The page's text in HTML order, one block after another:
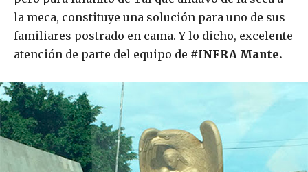
la meca, constituye una solución para uno de sus
familiares postrado en cama. Y lo dicho, excelente
atención de parte del equipo de #INFRA Mante.